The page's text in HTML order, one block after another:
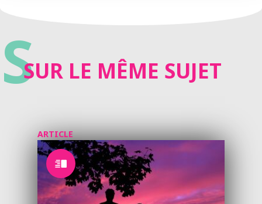
SSUR LE MÊME SUJET
ARTICLE